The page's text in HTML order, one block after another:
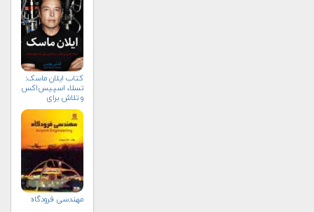
کتاب ایلان ماسک:
تسلا، اسپیس‌اکس
و تلاش برای
آینده‌ای
شگفت‌انگیز
مهندسي فرودگاه